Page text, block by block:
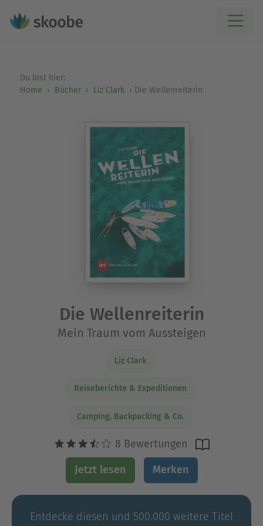
Du bist hier:
Home
Bücher Liz Clark Die Wellenreiterin
Die Wellenreiterin
Mein Traum vom Aussteigen
Liz Clark
Reiseberichte & Expeditionen
Camping, Backpacking & Co.
8 Bewertungen
Jetzt lesen Merken
Entdecke diesen und 500.000 weitere Titel